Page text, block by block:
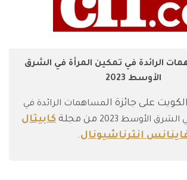
الرائدة في تمكين المرأة في الشرق
الأوسط 2023
على جائزة المساهمات الرائدة في
الأوسط 2023
من مجلة كابيتال
انترناشيونال.